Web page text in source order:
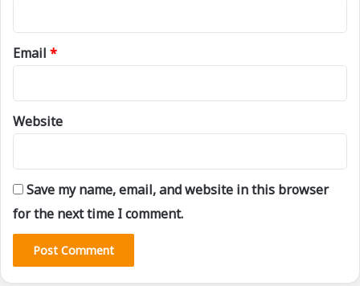
Email *
Website
Save my name, email, and website in this browser
for the next time I comment.